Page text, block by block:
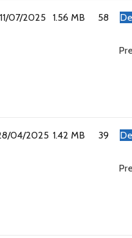
11/07/2025 1.56 MB 58
04/2025 1.42 MB 39